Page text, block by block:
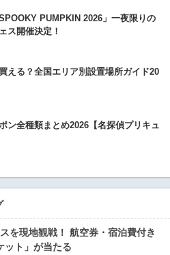
PUMPKIN 2026」一夜限りの
ス開催決定！
える？全国エリア別設置場所ガイド20
ン全種類まとめ2026【名探偵プリキュ
を現地観戦！ 航空券・宿泊費付き
ット」が当たる